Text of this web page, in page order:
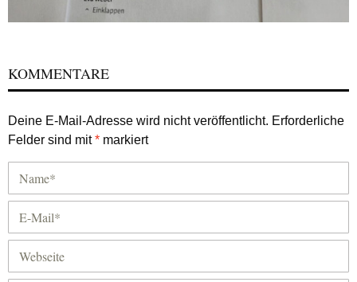
KOMMENTARE
Deine E-Mail-Adresse wird nicht veröffentlicht. Erforderliche
Felder sind mit* markiert